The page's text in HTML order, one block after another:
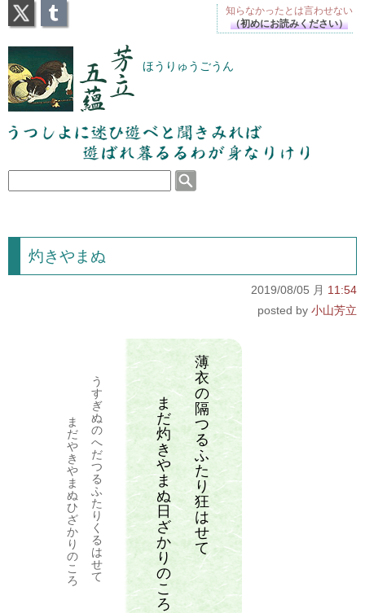
芳立五蘊 ほうりゅうごうん
うつしよに迷ひ遊べと聞きみれば遊ばれ暮るるわが
身なりけり
灼きやまぬ
2019/08/05 月 11:54
小山芳立
薄
衣
の
隔
つ
る
ふ
た
り
狂
は
せ
て
ま
だ
灼
き
や
ま
ぬ
日
ざ
か
り
の
こ
ろ
う
す
ぎ
ぬ
の
へ
だ
つ
る
ふ
た
り
く
る
は
せ
て
ま
だ
や
き
や
ま
ぬ
ひ
ざ
か
り
の
こ
ろ
知らなかったとは言わせない
（初めにお読みください）
X Tumblr